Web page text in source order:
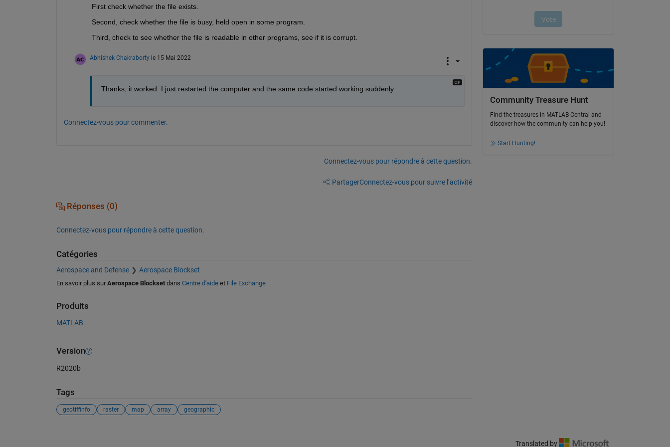
First check whether the file exists.
Second, check whether the file is busy, held open in some program.
Third, check to see whether the file is readable in other programs, see if it is corrupt.
Abhishek Chakraborty le 15 Mai 2022
Thanks, it worked. I just restarted the computer and the same code started working suddenly.
Connectez-vous pour commenter.
Connectez-vous pour répondre à cette question.
PartagerConnectez-vous pour suivre l’activité
Réponses (0)
Connectez-vous pour répondre à cette question.
Catégories
Aerospace and Defense Aerospace Blockset
En savoir plus sur Aerospace Blocksetdans Centre d'aideet File Exchange
Produits
MATLAB
Version
R2020b
Tags
geotiffinfo raster map array geographic
Community Treasure Hunt
Find the treasures in MATLAB Central and
discover how the community can help you!
Start Hunting!
Translated by